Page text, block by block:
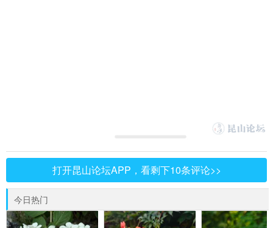
打开昆山论坛APP，看剩下10条评论>>
今日热门